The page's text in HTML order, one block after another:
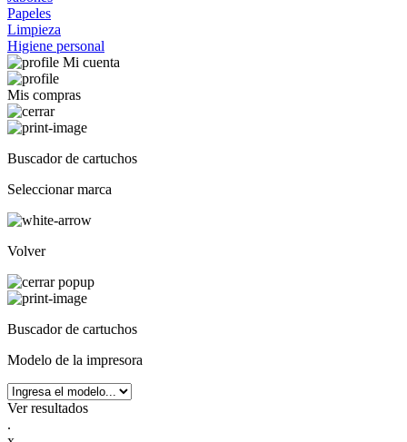
Papeles
Limpieza
Higiene personal
Mi cuenta
Mis compras
Buscador de cartuchos
Seleccionar marca
Volver
Buscador de cartuchos
Modelo de la impresora
Ver resultados
.